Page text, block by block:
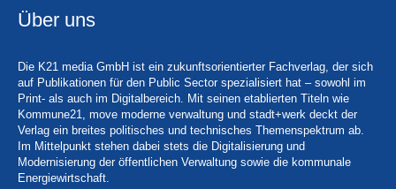
Über uns
Die K21 media GmbH ist ein zukunftsorientierter Fachverlag, der sich
auf Publikationen für den Public Sector spezialisiert hat – sowohl im
Print- als auch im Digitalbereich. Mit seinen etablierten Titeln wie
Kommune21, move moderne verwaltung und stadt+werk deckt der
Verlag ein breites politisches und technisches Themenspektrum ab.
Im Mittelpunkt stehen dabei stets die Digitalisierung und
Modernisierung der öffentlichen Verwaltung sowie die kommunale
Energiewirtschaft.